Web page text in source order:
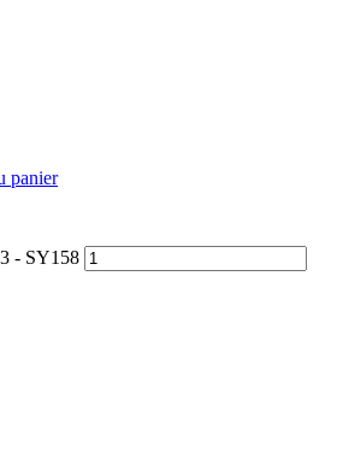
panier
- SY158